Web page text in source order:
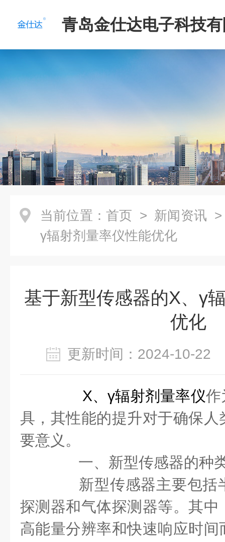
青岛金仕达电子科技
当前位置： 首页 > 新闻资讯
γ辐射剂量率仪性能优化
基于新型传感器的X、γ
优化
更新时间：2024-10-
X、γ辐射剂量率仪作
具，其性能的提升对于确保
要意义。
一、新型传感器的种
新型传感器主要包括
探测器和气体探测器等。其
高能量分辨率和快速响应时